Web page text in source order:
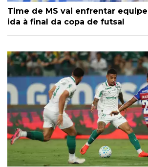
Time de MS vai enfrentar
ida à final da copa de futsal